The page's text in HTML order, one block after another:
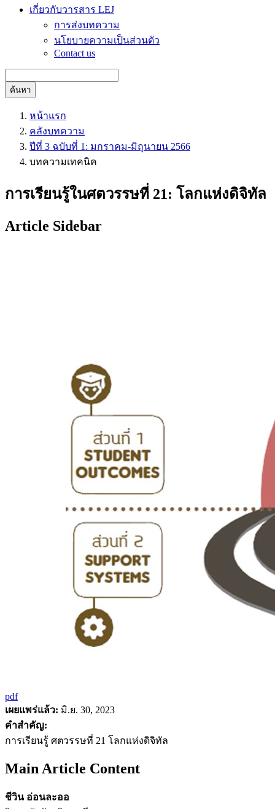
เกี่ยวกับวารสาร LEJ
การส่งบทความ
นโยบายความเป็นส่วนตัว
Contact us
ค้นหา
หน้าแรก
คลังบทความ
ปีที่ 3 ฉบับที่ 1: มกราคม-มิถุนายน 2566
บทความเทคนิค
การเรียนรู้ในศตวรรษที่ 21: โลกแห่งดิจิทัล
Article Sidebar
pdf
เผยแพร่แล้ว: มิ.ย. 30, 2023
คำสำคัญ:
การเรียนรู้ ศตวรรษที่ 21 โลกแห่งดิจิทัล
Main Article Content
ชีวิน อ่อนละออ